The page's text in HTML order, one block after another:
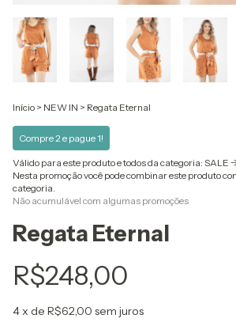
Início > NEW IN > Regata Eternal
Compre 2 e pague 1!
Válido para este produto e todos da categoria: SALE -
Nesta promoção você pode combinar este produto
categoria.
Não acumulável com algumas promoções
Regata Eternal
R$248,00
4x de R$62,00 sem juros